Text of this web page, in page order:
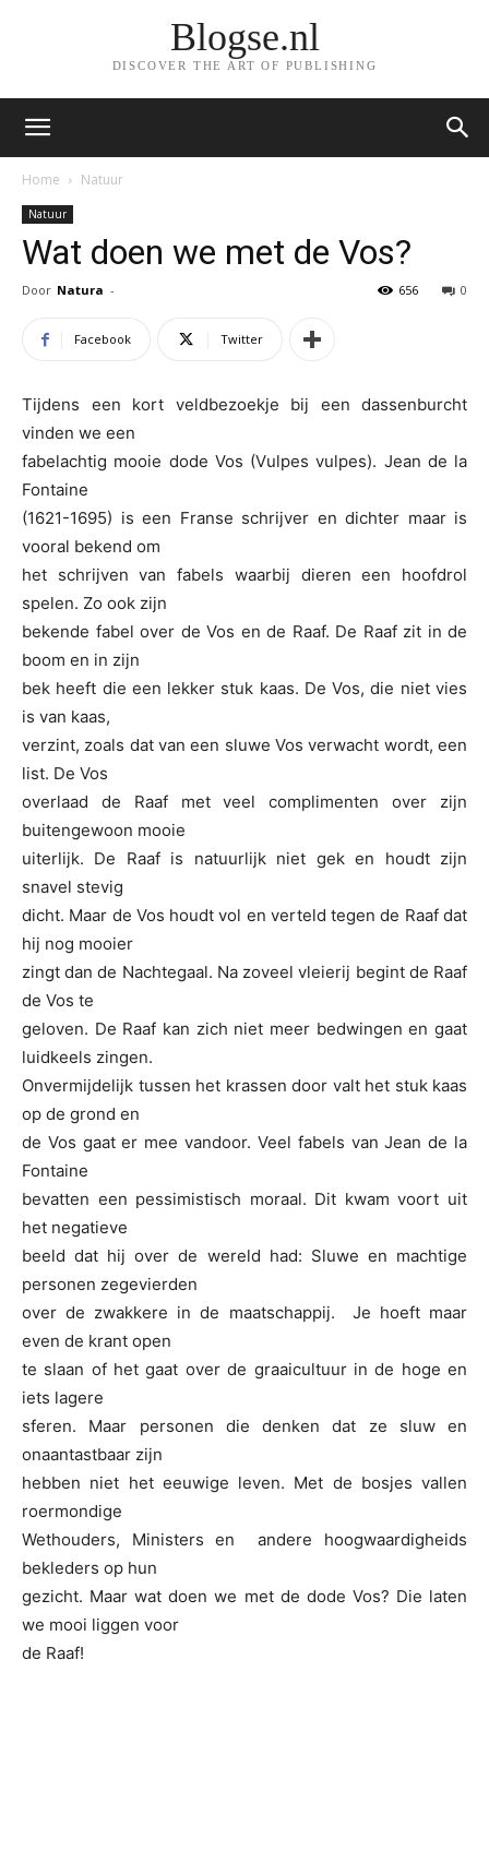
Blogse.nl
DISCOVER THE ART OF PUBLISHING
Home Natuur
Natuur
Wat doen we met de Vos?
Door Natura - 0
656
Facebook Twitter
Tijdens een kort veldbezoekje bij een dassenburcht
vinden we een
fabelachtig mooie dode Vos (Vulpes vulpes). Jean de la
Fontaine
(1621-1695) is een Franse schrijver en dichter maar is
vooral bekend om
het schrijven van fabels waarbij dieren een hoofdrol
spelen. Zo ook zijn
bekende fabel over de Vos en de Raaf. De Raaf zit in de
boom en in zijn
bek heeft die een lekker stuk kaas. De Vos, die niet vies
is van kaas,
verzint, zoals dat van een sluwe Vos verwacht wordt, een
list. De Vos
overlaad de Raaf met veel complimenten over zijn
buitengewoon mooie
uiterlijk. De Raaf is natuurlijk niet gek en houdt zijn
snavel stevig
dicht. Maar de Vos houdt vol en verteld tegen de Raaf dat
hij nog mooier
zingt dan de Nachtegaal. Na zoveel vleierij begint de Raaf
de Vos te
geloven. De Raaf kan zich niet meer bedwingen en gaat
luidkeels zingen.
Onvermijdelijk tussen het krassen door valt het stuk kaas
op de grond en
de Vos gaat er mee vandoor. Veel fabels van Jean de la
Fontaine
bevatten een pessimistisch moraal. Dit kwam voort uit
het negatieve
beeld dat hij over de wereld had: Sluwe en machtige
personen zegevierden
over de zwakkere in de maatschappij. Je hoeft maar
even de krant open
te slaan of het gaat over de graaicultuur in de hoge en
iets lagere
sferen. Maar personen die denken dat ze sluw en
onaantastbaar zijn
hebben niet het eeuwige leven. Met de bosjes vallen
roermondige
Wethouders, Ministers en andere hoogwaardigheids
bekleders op hun
gezicht. Maar wat doen we met de dode Vos? Die laten
we mooi liggen voor
de Raaf!